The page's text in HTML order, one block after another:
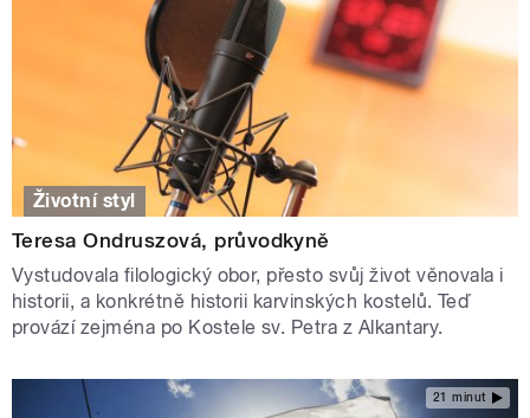
Životní styl
Teresa Ondruszová, průvodkyně
Vystudovala filologický obor, přesto svůj život věnovala i
historii, a konkrétně historii karvinských kostelů. Teď
provází zejména po Kostele sv. Petra z Alkantary.
21 minut